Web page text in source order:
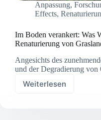
Anpassung,
Effects,
Im Boden verankert: Was
Renaturierung von
Angesichts des
und der Degradierung
Weiterlesen
Im